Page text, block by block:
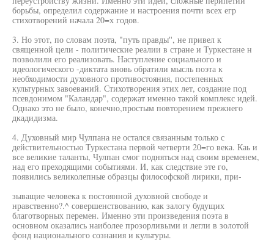
борьбы, определил содержание и настроения почти всех егр
стихотворений начала 20=х годов.
3. Но этот, по словам поэта, "путь правды'', не привел к
священной цели - политические реалии в стране и Туркестане н
позволили его реализовать. Наступление социального и
идеологического -диктата вновь обратили мысль поэта к
необходимости духовного противостояния, постепенных
культурных завоеваний. Стихотворения этих лет, создание под
псевдонимом "Каландар", содержат именно такой комплекс идей.
Однако это не было, конечно,простым повторением прежнего
дкадидизма.
4. Духовный мир Чулпана не остался связанным только с
действительностью Туркестана первой четверти 20=го века. Каь и
все великие таланты, Чулпан смог подняться над своим временем,
над его преходящими событиями. И, как следствие эте го,
появились великолепные образцы философской лирики, при-
зыващие человека к постоянной духовной свободе и
нравственно?.^ совершенствованию, как залогу будущих
благотворных перемен. Именно эти произведения поэта в
основном оказались наиболее прозорливыми и легли в золотой
фонд национального сознания и культуры.